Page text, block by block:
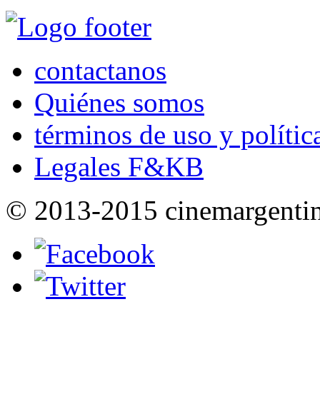
contactanos
Quiénes somos
términos de uso y
Legales F&KB
© 2013-2015